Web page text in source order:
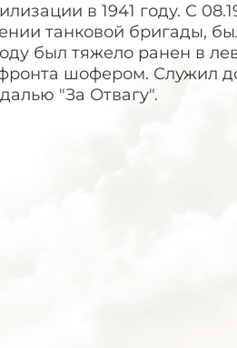
в 1941 году. С
танковой бригады,
был тяжело ранен в
шофером. Служил
"За Отвагу".